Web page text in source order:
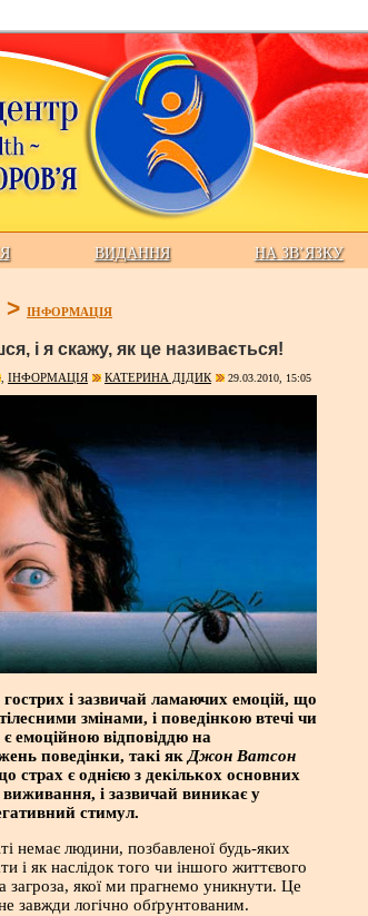
ВИДАННЯ НА ЗВ’ЯЗКУ
> ІНФОРМАЦІЯ
і я скажу, як це називається!
ІНФОРМАЦІЯ КАТЕРИНА ДІДИК 29.03.2010, 15:05
і зазвичай ламаючих емоцій, що
змінами, і поведінкою втечі чи
емоційною відповіддю на
поведінки, такі як Джон Ватсон
страх є однією з декількох основних
і зазвичай виникає у
стимул.
немає людини, позбавленої будь-яких
і як наслідок того чи іншого життєвого
загроза, якої ми прагнемо уникнути. Це
завжди логічно обґрунтованим.